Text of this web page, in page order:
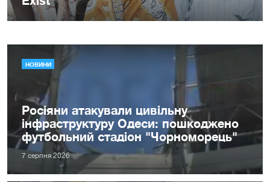
НОВИНИ
Росіяни атакували цивільну
інфраструктуру Одеси: пошкоджено
футбольний стадіон "Чорноморець"
7 серпня 2026